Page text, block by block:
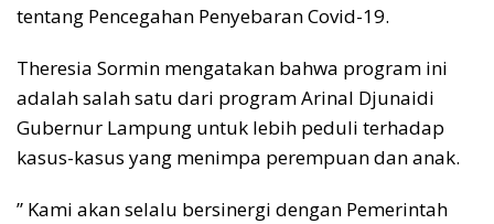
tentang Pencegahan Penyebaran Covid-19.
Theresia Sormin mengatakan bahwa program ini
adalah salah satu dari program Arinal Djunaidi
Gubernur Lampung untuk lebih peduli terhadap
kasus-kasus yang menimpa perempuan dan anak.
” Kami akan selalu bersinergi dengan Pemerintah